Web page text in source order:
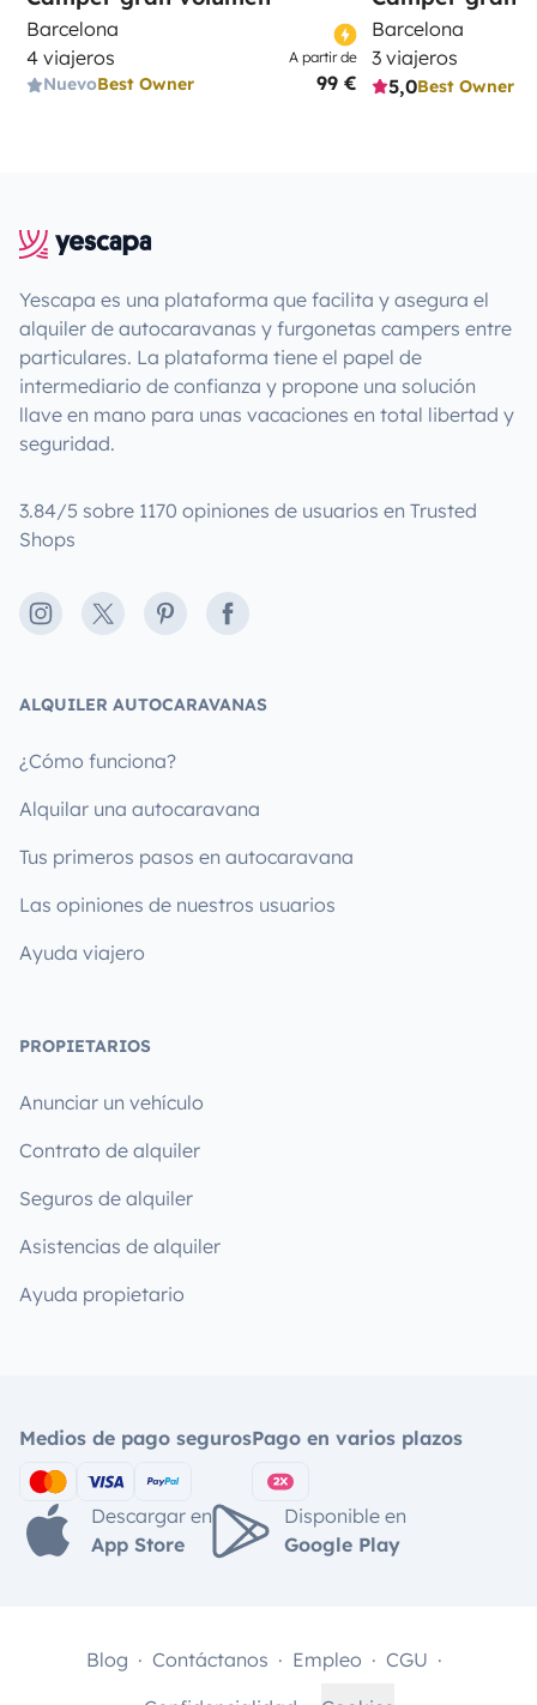
Barcelona
4 viajeros
NuevoBest Owner
A partir de
99 €
Barcelona
3 viajeros
5,0Best Owner
Yescapa es una plataforma que facilita y asegura el
alquiler de autocaravanas y furgonetas campers entre
particulares. La plataforma tiene el papel de
intermediario de confianza y propone una solución
llave en mano para unas vacaciones en total libertad y
seguridad.
3.84/5 sobre 1170 opiniones de usuarios en Trusted
Shops
Instagram
X PinterestFacebook
ALQUILER AUTOCARAVANAS
¿Cómo funciona?
Alquilar una autocaravana
Tus primeros pasos en autocaravana
Las opiniones de nuestros usuarios
Ayuda viajero
PROPIETARIOS
Anunciar un vehículo
Contrato de alquiler
Seguros de alquiler
Asistencias de alquiler
Ayuda propietario
Medios de pago segurosPago en varios plazos
Descargar en
App Store
Disponible en
Google Play
Blog Contáctanos Empleo
CGU